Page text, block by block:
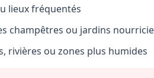
lieux fréquentés
champêtres ou jardins
rivières ou zones plus humides